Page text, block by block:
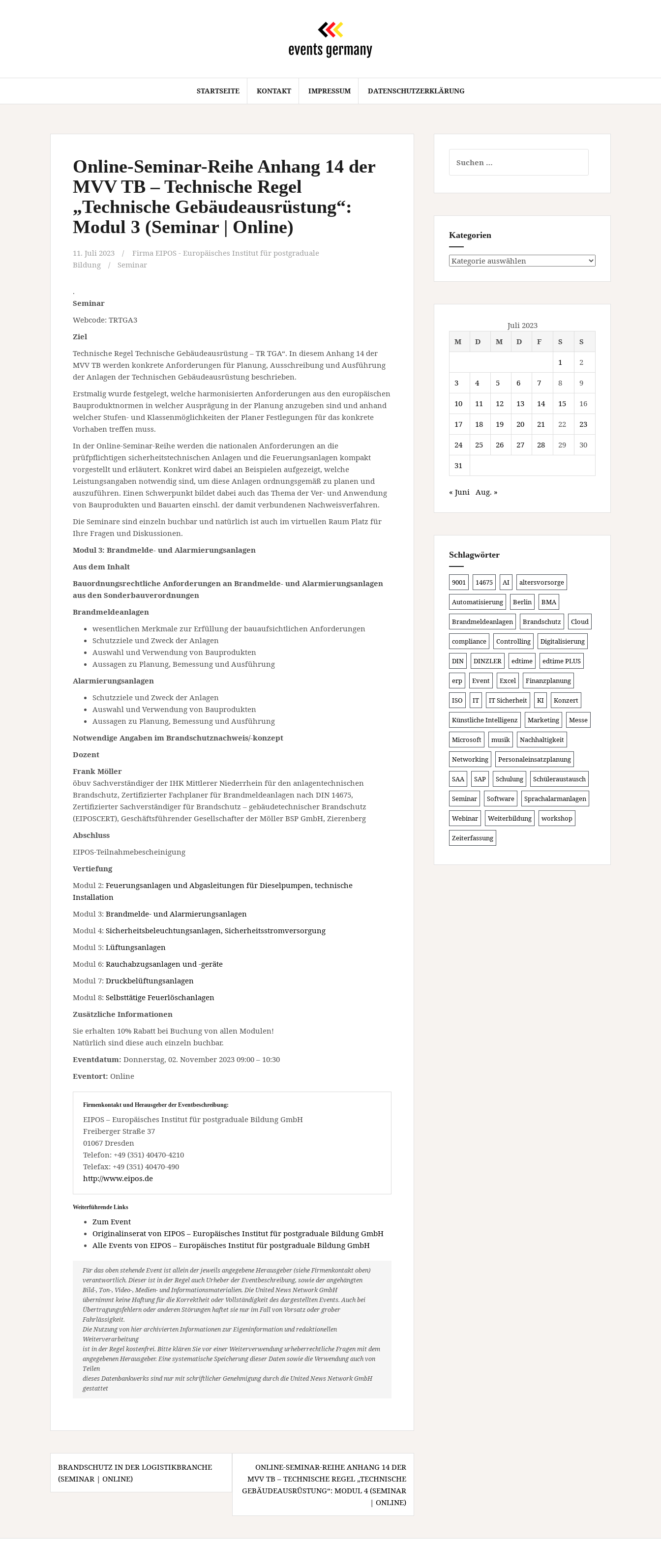
STARTSEITE KONTAKT IMPRESSUM DATENSCHUTZERKLÄRUNG
Online-Seminar-Reihe Anhang 14 der
MVV TB – Technische Regel
„Technische Gebäudeausrüstung“:
Modul 3 (Seminar | Online)
11. Juli 2023
Firma EIPOS - Europäisches Institut für postgraduale
Bildung
Seminar
.
Seminar
Webcode: TRTGA3
Ziel
Technische Regel Technische Gebäudeausrüstung – TR TGA“. In diesem Anhang 14 der
MVV TB werden konkrete Anforderungen für Planung, Ausschreibung und Ausführung
der Anlagen der Technischen Gebäudeausrüstung beschrieben.
Erstmalig wurde festgelegt, welche harmonisierten Anforderungen aus den europäischen
Bauproduktnormen in welcher Ausprägung in der Planung anzugeben sind und anhand
welcher Stufen- und Klassenmöglichkeiten der Planer Festlegungen für das konkrete
Vorhaben treffen muss.
In der Online-Seminar-Reihe werden die nationalen Anforderungen an die
prüfpflichtigen sicherheitstechnischen Anlagen und die Feuerungsanlagen kompakt
vorgestellt und erläutert. Konkret wird dabei an Beispielen aufgezeigt, welche
Leistungsangaben notwendig sind, um diese Anlagen ordnungsgemäß zu planen und
auszuführen. Einen Schwerpunkt bildet dabei auch das Thema der Ver- und Anwendung
von Bauprodukten und Bauarten einschl. der damit verbundenen Nachweisverfahren.
Die Seminare sind einzeln buchbar und natürlich ist auch im virtuellen Raum Platz für
Ihre Fragen und Diskussionen.
Modul 3: Brandmelde- und Alarmierungsanlagen
Aus dem Inhalt
Bauordnungsrechtliche Anforderungen an Brandmelde- und Alarmierungsanlagen
aus den Sonderbauverordnungen
Brandmeldeanlagen
wesentlichen Merkmale zur Erfüllung der bauaufsichtlichen Anforderungen
Schutzziele und Zweck der Anlagen
Auswahl und Verwendung von Bauprodukten
Aussagen zu Planung, Bemessung und Ausführung
Alarmierungsanlagen
Schutzziele und Zweck der Anlagen
Auswahl und Verwendung von Bauprodukten
Aussagen zu Planung, Bemessung und Ausführung
Notwendige Angaben im Brandschutznachweis/-konzept
Dozent
Frank Möller
öbuv Sachverständiger der IHK Mittlerer Niederrhein für den anlagentechnischen
Brandschutz, Zertifizierter Fachplaner für Brandmeldeanlagen nach DIN 14675,
Zertifizierter Sachverständiger für Brandschutz – gebäudetechnischer Brandschutz
(EIPOSCERT), Geschäftsführender Gesellschafter der Möller BSP GmbH, Zierenberg
Abschluss
EIPOS-Teilnahmebescheinigung
Vertiefung
Modul 2: Feuerungsanlagen und Abgasleitungen für Dieselpumpen, technische
Installation
Modul 3: Brandmelde- und Alarmierungsanlagen
Modul 4: Sicherheitsbeleuchtungsanlagen, Sicherheitsstromversorgung
Modul 5: Lüftungsanlagen
Modul 6: Rauchabzugsanlagen und -geräte
Modul 7: Druckbelüftungsanlagen
Modul 8: Selbsttätige Feuerlöschanlagen
Zusätzliche Informationen
Sie erhalten 10% Rabatt bei Buchung von allen Modulen!
Natürlich sind diese auch einzeln buchbar.
Eventdatum: Donnerstag, 02. November 2023 09:00 – 10:30
Eventort: Online
Firmenkontakt und Herausgeber der Eventbeschreibung:
EIPOS – Europäisches Institut für postgraduale Bildung GmbH
Freiberger Straße 37
01067 Dresden
Telefon: +49 (351) 40470-4210
Telefax: +49 (351) 40470-490
http://www.eipos.de
Weiterführende Links
Zum Event
Originalinserat von EIPOS – Europäisches Institut für postgraduale Bildung GmbH
Alle Events von EIPOS – Europäisches Institut für postgraduale Bildung GmbH
Für das oben stehende Event ist allein der jeweils angegebene Herausgeber (siehe Firmenkontakt oben)
verantwortlich. Dieser ist in der Regel auch Urheber der Eventbeschreibung, sowie der angehängten
Bild-, Ton-, Video-, Medien- und Informationsmaterialien. Die United News Network GmbH
übernimmt keine Haftung für die Korrektheit oder Vollständigkeit des dargestellten Events. Auch bei
Übertragungsfehlern oder anderen Störungen haftet sie nur im Fall von Vorsatz oder grober
Fahrlässigkeit.
Die Nutzung von hier archivierten Informationen zur Eigeninformation und redaktionellen
Weiterverarbeitung
ist in der Regel kostenfrei. Bitte klären Sie vor einer Weiterverwendung urheberrechtliche Fragen mit dem
angegebenen Herausgeber. Eine systematische Speicherung dieser Daten sowie die Verwendung auch von
Teilen
dieses Datenbankwerks sind nur mit schriftlicher Genehmigung durch die United News Network GmbH
gestattet
Beitragsnavigation
BRANDSCHUTZ IN DER LOGISTIKBRANCHE
(SEMINAR | ONLINE)
ONLINE-SEMINAR-REIHE ANHANG 14 DER
MVV TB – TECHNISCHE REGEL „TECHNISCHE
GEBÄUDEAUSRÜSTUNG“: MODUL 4 (SEMINAR
| ONLINE)
nach:
Kategorien
Kategorien
Juli 2023
M
D M D F S S
1 2
3 4 5 6 7 8 9
10 11 12 13 14 15 16
17 18 19 20 21 22 23
24 25 26 27 28 29 30
31
« Juni Aug. »
Schlagwörter
9001 14675 AI altersvorsorge
Automatisierung Berlin BMA
Brandmeldeanlagen Brandschutz Cloud
compliance Controlling Digitalisierung
DIN DINZLER edtime edtime PLUS
erp Event Excel Finanzplanung
ISO IT IT Sicherheit KI Konzert
Künstliche Intelligenz Marketing Messe
Microsoft musik Nachhaltigkeit
Networking Personaleinsatzplanung
SAA SAP Schulung Schüleraustausch
Seminar Software Sprachalarmanlagen
Webinar Weiterbildung workshop
Zeiterfassung